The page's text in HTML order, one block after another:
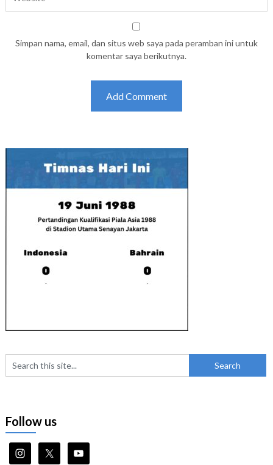
Simpan nama, email, dan situs web saya pada peramban ini untuk
komentar saya berikutnya.
Follow us